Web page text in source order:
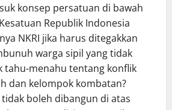
konsep persatuan di bawah
Republik Indonesia
NKRI jika harus ditegakkan
warga sipil yang tidak
tahu-menahu tentang konflik
dan kelompok kombatan?
boleh dibangun di atas